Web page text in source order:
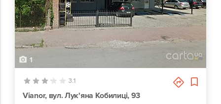
1
3.1
Vianor, вул. Лук'яна Кобилиці, 93